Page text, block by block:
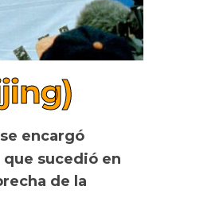
encargó
sucedió en
de la